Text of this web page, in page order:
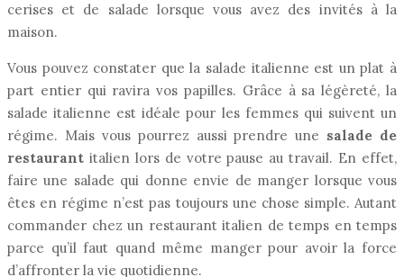
cerises et de salade lorsque vous avez des invités à la
maison.
Vous pouvez constater que la salade italienne est un plat à
part entier qui ravira vos papilles. Grâce à sa légèreté, la
salade italienne est idéale pour les femmes qui suivent un
régime. Mais vous pourrez aussi prendre une salade de
restaurant italien lors de votre pause au travail. En effet,
faire une salade qui donne envie de manger lorsque vous
êtes en régime n’est pas toujours une chose simple. Autant
commander chez un restaurant italien de temps en temps
parce qu’il faut quand même manger pour avoir la force
d’affronter la vie quotidienne.